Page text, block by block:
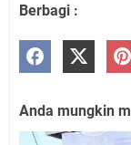
Berbagi :
Anda mungkin